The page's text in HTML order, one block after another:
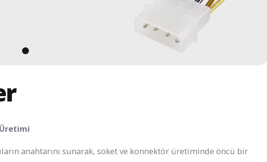
anahtarını sunarak, soket ve konnektör üretiminde öncü bir